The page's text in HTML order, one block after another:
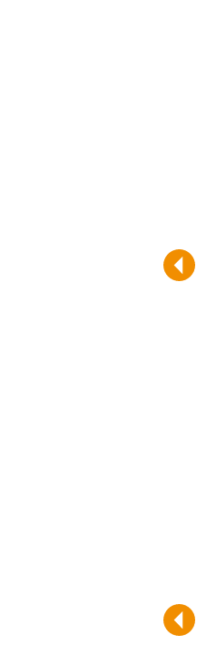
der Weiterbildung, statt. Dann